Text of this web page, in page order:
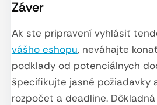
Záver
Ak ste pripravení vyhlásiť
vášho eshopu, neváhajte
podklady od potenciálnych
špecifikujte jasné požiadavky
rozpočet a deadline.